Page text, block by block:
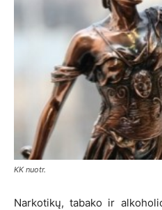
KK nuotr.
Narkotikų, tabako ir